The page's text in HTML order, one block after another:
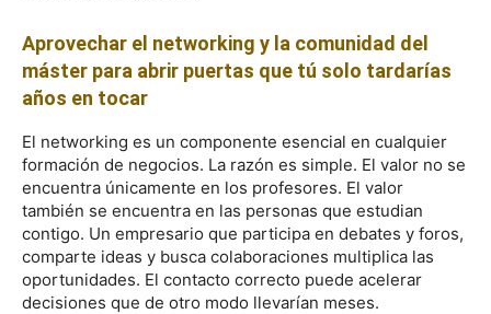
Aprovechar el networking y la comunidad del
máster para abrir puertas que tú solo tardarías
años en tocar
El networking es un componente esencial en cualquier
formación de negocios. La razón es simple. El valor no se
encuentra únicamente en los profesores. El valor
también se encuentra en las personas que estudian
contigo. Un empresario que participa en debates y foros,
comparte ideas y busca colaboraciones multiplica las
oportunidades. El contacto correcto puede acelerar
decisiones que de otro modo llevarían meses.